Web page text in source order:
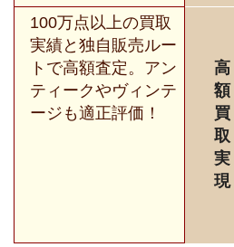
100万点以上の買取
実績と独自販売ルー
トで高額査定。アン
ティークやヴィンテ
ージも適正評価！
高
額
買
取
実
現